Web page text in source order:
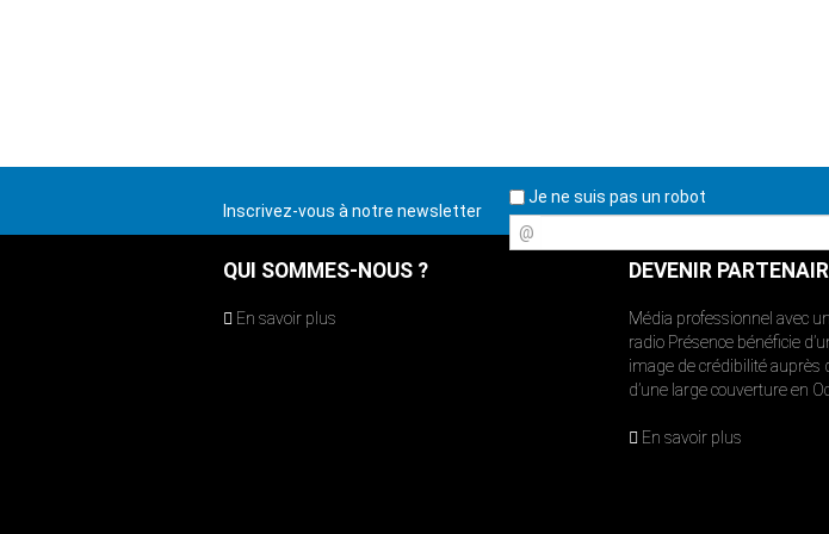
Inscrivez-vous à notre newsletter
Je ne suis pas un robot
@
QUI SOMMES-NOUS ?
En savoir plus
DEVENIR
Média professionnel avec
radio Présence bénéficie
image de crédibilité auprès
d’une large couverture en
En savoir plus